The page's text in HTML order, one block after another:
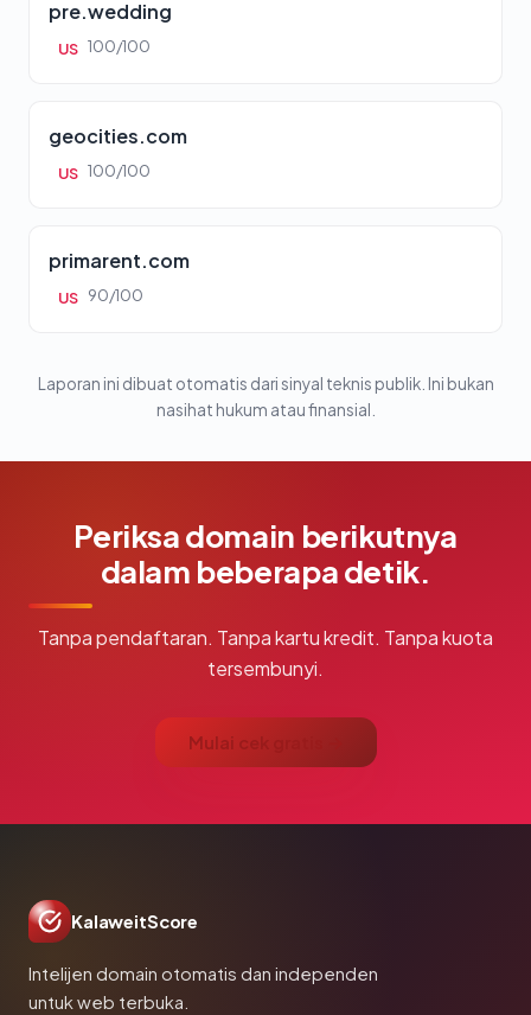
pre.wedding
US 100/100
geocities.com
US 100/100
primarent.com
US 90/100
Laporan ini dibuat otomatis dari sinyal teknis publik. Ini bukan
nasihat hukum atau finansial.
Periksa domain berikutnya
dalam beberapa detik.
Tanpa pendaftaran. Tanpa kartu kredit. Tanpa kuota
tersembunyi.
Mulai cek gratis →
KalaweitScore
Intelijen domain otomatis dan independen
untuk web terbuka.